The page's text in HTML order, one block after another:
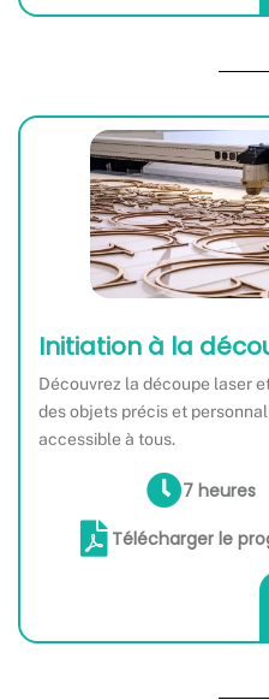
Initiation à la
Découvrez la découpe laser
des objets précis et
accessible à tous.
7 heures
Télécharger le